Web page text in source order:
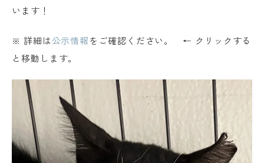
います！
※ 詳細は公示情報をご確認ください。 ← クリックする
と移動します。